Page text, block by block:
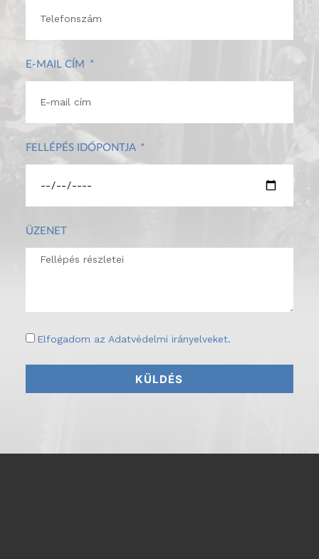
E-MAIL CÍM
FELLÉPÉS IDŐPONTJA
ÜZENET
Elfogadom az Adatvédelmi irányelveket.
KÜLDÉS